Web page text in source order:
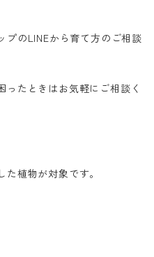
プのLINEから育て方のご相談
ったときはお気軽にご相談く
植物が対象です。